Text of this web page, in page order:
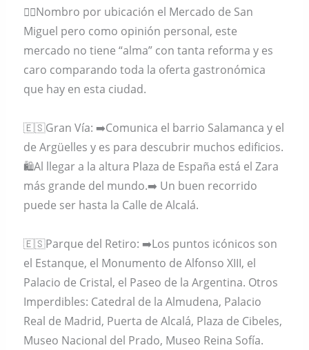
🤷‍♀️Nombro por ubicación el Mercado de San
Miguel pero como opinión personal, este
mercado no tiene “alma” con tanta reforma y es
caro comparando toda la oferta gastronómica
que hay en esta ciudad.
🇪🇸Gran Vía: ➡️Comunica el barrio Salamanca y el
de Argüelles y es para descubrir muchos edificios.
🛍Al llegar a la altura Plaza de España está el Zara
más grande del mundo.➡️ Un buen recorrido
puede ser hasta la Calle de Alcalá.
🇪🇸Parque del Retiro: ➡️Los puntos icónicos son
el Estanque, el Monumento de Alfonso XIII, el
Palacio de Cristal, el Paseo de la Argentina. Otros
Imperdibles: Catedral de la Almudena, Palacio
Real de Madrid, Puerta de Alcalá, Plaza de Cibeles,
Museo Nacional del Prado, Museo Reina Sofía.